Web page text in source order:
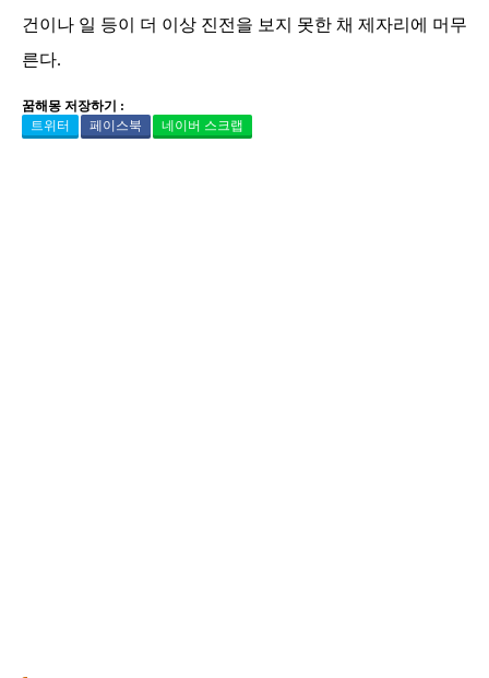
건이나 일 등이 더 이상 진전을 보지 못한 채 제자리에 머무
른다.
꿈해몽 저장하기 :
트위터
페이스북 네이버 스크랩